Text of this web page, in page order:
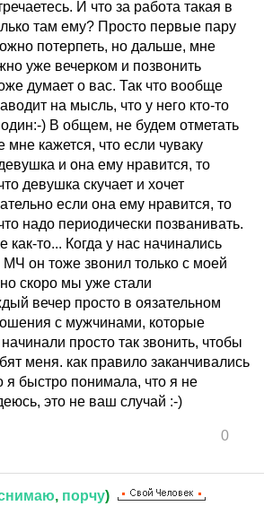
И что за работа такая в
там ему? Просто первые пару
потерпеть, но дальше, мне
уже вечерком и позвонить
думает о вас. Так что вообще
на мысль, что у него кто-то
) В общем, не будем отметать
мне кажется, что если чуваку
и она ему нравится, то
девушка скучает и хочет
если она ему нравится, то
надо периодически позванивать.
то... Когда у нас начинались
он тоже звонил только с моей
скоро мы уже стали
вечер просто в оязательном
с мужчинами, которые
просто так звонить, чтобы
меня. как правило заканчивались
я быстро понимала, что я не
это не ваш случай :-)
0
, порчу)